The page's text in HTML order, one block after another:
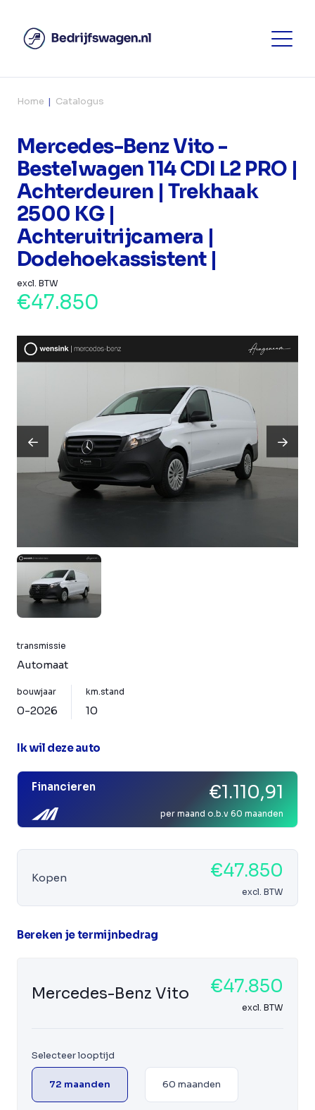
Home Catalogus
Mercedes-Benz Vito -
Bestelwagen 114 CDI L2 PRO |
Achterdeuren | Trekhaak
2500 KG |
Achteruitrijcamera |
Dodehoekassistent |
excl. BTW
€47.850
transmissie
Automaat
bouwjaar
0-2026
km.stand
10
Ik wil deze auto
Financieren €1.110,91
per maand o.b.v 60 maanden
Kopen €47.850
excl. BTW
Bereken je termijnbedrag
Mercedes-Benz Vito €47.850
excl. BTW
Selecteer looptijd
72 maanden 60 maanden